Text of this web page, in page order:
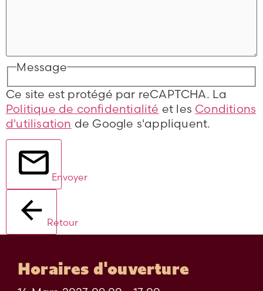
Message
Ce site est protégé par reCAPTCHA. La
Politique de confidentialité et les Conditions
d'utilisation de Google s'appliquent.
Envoyer
Retour
Horaires d'ouverture